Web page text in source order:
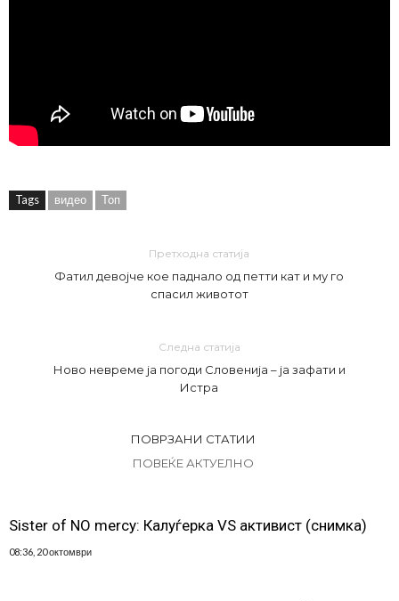
Tags видео Топ
Претходна статија
Фатил девојче кое паднало од петти кат и му го
спасил животот
Следна статија
Ново невреме ја погоди Словенија – ја зафати и
Истра
ПОВРЗАНИ СТАТИИ
ПОВЕЌЕ АКТУЕЛНО
Sister of NO mercy: Калуѓерка VS активист (снимка)
08:36, 20 октомври